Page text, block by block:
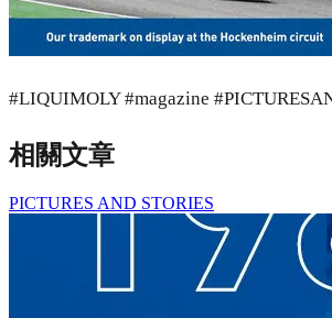
#LIQUIMOLY #magazine
相關文章
PICTURES AND STORIES